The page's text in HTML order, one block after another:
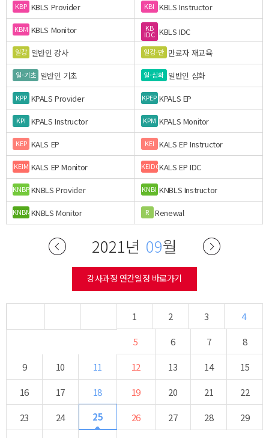
KBP KBLS Provider KBI KBLS Instructor
KBM KBLS Monitor KB
IDC KBLS IDC
일강 일반인 강사 일강-만 만료자 재교육
일-기초 일반인 기초 일-심화 일반인 심화
KPP KPALS Provider KPEP KPALS EP
KPI KPALS Instructor KPM KPALS Monitor
KEP KALS EP KEI KALS EP Instructor
KEIM KALS EP Monitor KEIDCKALS EP IDC
KNBPKNBLS Provider KNBI KNBLS Instructor
KNBMKNBLS Monitor R Renewal
2021년 09월
강사과정 연간일정 바로가기
1 2 3
4
5
6 7
8
9
10 11 12 13 14
15
16
17 18 19 20 21
22
23
24 25 26 27 28
29